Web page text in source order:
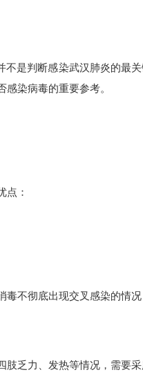
不是判断感染武汉肺炎的最
染病毒的重要参考。
点：
不彻底出现交叉感染的情况
乏力、发热等情况，需要